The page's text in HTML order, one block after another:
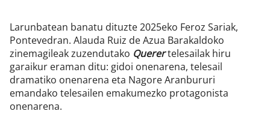
Larunbatean banatu dituzte 2025eko Feroz Sariak,
Pontevedran. Alauda Ruiz de Azua Barakaldoko
zinemagileak zuzendutako Querertelesailak hiru
garaikur eraman ditu: gidoi onenarena, telesail
dramatiko onenarena eta Nagore Aranbururi
emandako telesailen emakumezko protagonista
onenarena.